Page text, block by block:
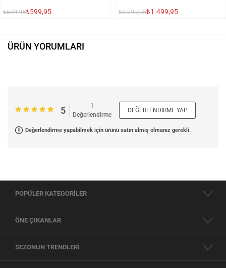
₺699,95₺599,95 ₺3.299,95₺1.499,95
ÜRÜN YORUMLARI
5
1
Değerlendirme
DEĞERLENDIRME YAP
Değerlendirme yapabilmek için ürünü satın almış olmanız gerekli.
POPÜLER KATEGORİLER
ÖNE ÇIKANLAR
SEZONUN TRENDLERİ